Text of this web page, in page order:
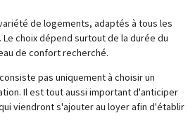
de logements, adaptés à tous les
choix dépend surtout de la durée du
de confort recherché.
pas uniquement à choisir un
Il est tout aussi important d'anticiper
viendront s'ajouter au loyer afin d'établir